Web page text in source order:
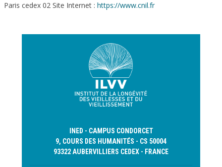
Paris cedex 02 Site Internet : https://www.cnil.fr
INED - CAMPUS CONDORCET
9, COURS DES HUMANITÉS - CS 50004
93322 AUBERVILLIERS CEDEX - FRANCE